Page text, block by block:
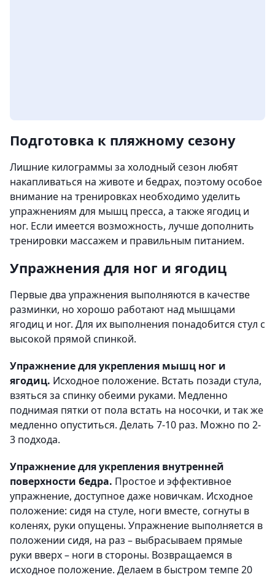
Подготовка к пляжному сезону
Лишние килограммы за холодный сезон любят
накапливаться на животе и бедрах, поэтому особое
внимание на тренировках необходимо уделить
упражнениям для мышц пресса, а также ягодиц и
ног. Если имеется возможность, лучше дополнить
тренировки массажем и правильным питанием.
Упражнения для ног и ягодиц
Первые два упражнения выполняются в качестве
разминки, но хорошо работают над мышцами
ягодиц и ног. Для их выполнения понадобится стул с
высокой прямой спинкой.
Упражнение для укрепления мышц ног и
ягодиц. Исходное положение. Встать позади стула,
взяться за спинку обеими руками. Медленно
поднимая пятки от пола встать на носочки, и так же
медленно опуститься. Делать 7-10 раз. Можно по 2-
3 подхода.
Упражнение для укрепления внутренней
поверхности бедра. Простое и эффективное
упражнение, доступное даже новичкам. Исходное
положение: сидя на стуле, ноги вместе, согнуты в
коленях, руки опущены. Упражнение выполняется в
положении сидя, на раз – выбрасываем прямые
руки вверх – ноги в стороны. Возвращаемся в
исходное положение. Делаем в быстром темпе 20